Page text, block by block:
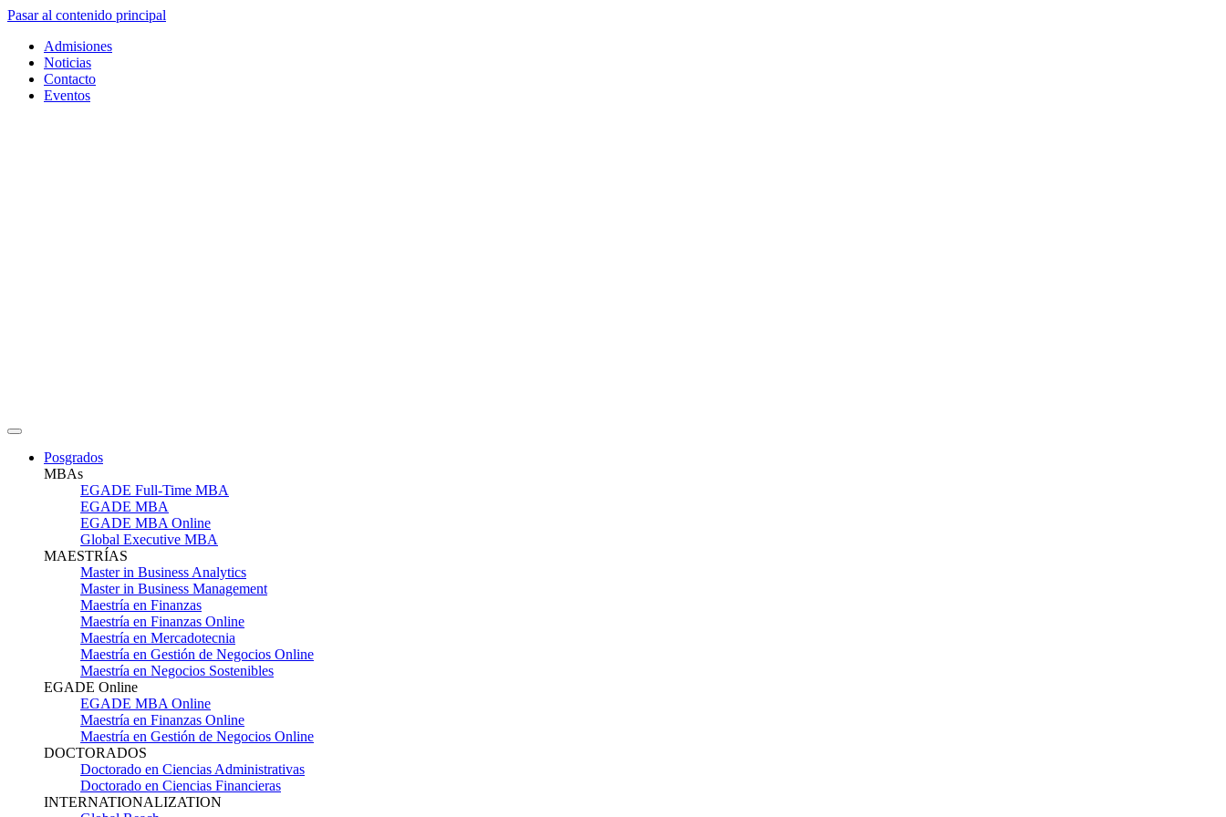
Pasar al contenido principal
Admisiones
Noticias
Contacto
Eventos
Posgrados
MBAs
EGADE Full-Time MBA
EGADE MBA
EGADE MBA Online
Global Executive MBA
MAESTRÍAS
Master in Business Analytics
Master in Business Management
Maestría en Finanzas
Maestría en Finanzas Online
Maestría en Mercadotecnia
Maestría en Gestión de Negocios Online
Maestría en Negocios Sostenibles
EGADE Online
EGADE MBA Online
Maestría en Finanzas Online
Maestría en Gestión de Negocios Online
DOCTORADOS
Doctorado en Ciencias Administrativas
Doctorado en Ciencias Financieras
INTERNATIONALIZATION